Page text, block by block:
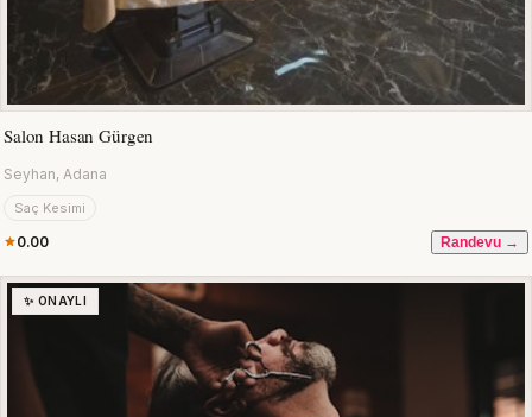
Salon Hasan Gürgen
Seyhan, Adana
Saç Kesimi
0.00 Randevu →
✨ ONAYLI